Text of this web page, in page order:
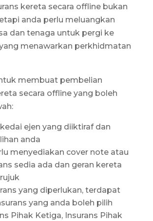
kereta secara offline bukan
anda perlu meluangkan
dan tenaga untuk pergi ke
menawarkan perkhidmatan
membuat pembelian
secara offline yang boleh
ejen yang diiktiraf dan
anda
menyediakan cover note atau
sedia ada dan geran kereta
yang diperlukan, terdapat
yang anda boleh pilih
Pihak Ketiga, Insurans Pihak